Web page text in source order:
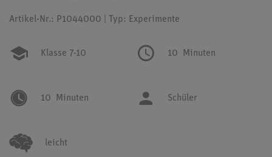
Artikel-Nr.: P1044000 | Typ: Experimente
Klasse 7-10 10 Minuten
10 Minuten Schüler
leicht